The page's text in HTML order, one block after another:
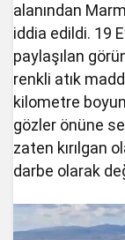
alanından
iddia edildi. 19
paylaşılan
renkli atık
kilometre
gözler önüne
zaten kırılgan
darbe olarak